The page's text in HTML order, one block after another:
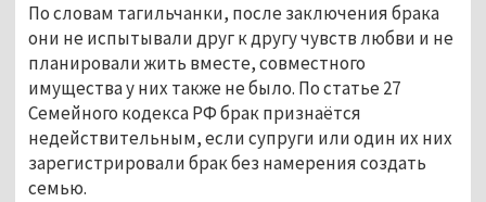
По словам тагильчанки, после заключения брака
они не испытывали друг к другу чувств любви и не
планировали жить вместе, совместного
имущества у них также не было. По статье 27
Семейного кодекса РФ брак признаётся
недействительным, если супруги или один их них
зарегистрировали брак без намерения создать
семью.